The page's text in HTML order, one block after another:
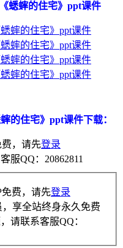
蟋蟀的住宅》ppt课件
的住宅》ppt课件下载：
，请先登录
服QQ：20862811
费，请先登录
享全站终身永久免费
请联系客服QQ：